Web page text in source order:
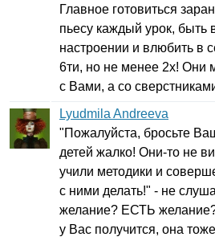
Главное готовиться
пьесу каждый урок, быть
настроении и влюбить в
6ти, но не менее 2х! Они
с Вами, а со
Lyudmila Andreeva
"Пожалуйста, бросьте
детей жалко! Они-то не
учили методики и
с ними делать!" - не
желание? ЕСТЬ
у Вас получится, она